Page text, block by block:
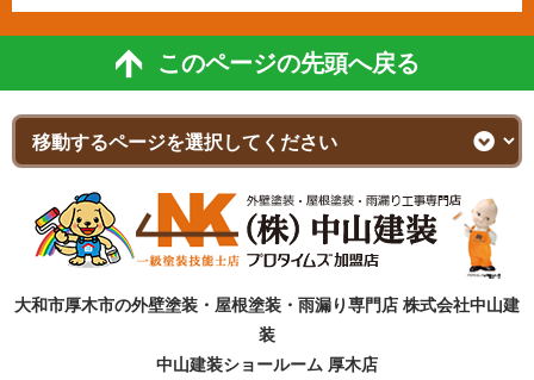
このページの先頭へ戻る
大和市厚木市の外壁塗装・屋根塗装・雨漏り専門店 株式会社中山建
装
中山建装ショールーム 厚木店